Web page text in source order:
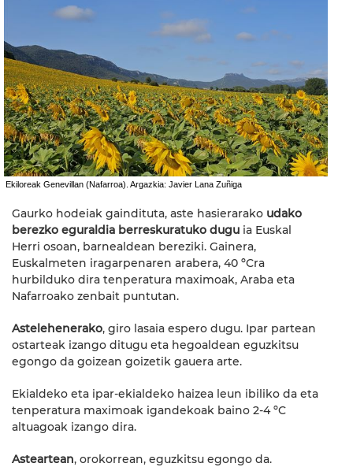
Ekiloreak Genevillan (Nafarroa). Argazkia: Javier Lana Zuñiga
Gaurko hodeiak gaindituta, aste hasierarako udako
berezko eguraldia berreskuratuko dugu ia Euskal
Herri osoan, barnealdean bereziki. Gainera,
Euskalmeten iragarpenaren arabera, 40 ºCra
hurbilduko dira tenperatura maximoak, Araba eta
Nafarroako zenbait puntutan.
Astelehenerako, giro lasaia espero dugu. Ipar partean
ostarteak izango ditugu eta hegoaldean eguzkitsu
egongo da goizean goizetik gauera arte.
Ekialdeko eta ipar-ekialdeko haizea leun ibiliko da eta
tenperatura maximoak igandekoak baino 2-4 ºC
altuagoak izango dira.
Asteartean, orokorrean, eguzkitsu egongo da.